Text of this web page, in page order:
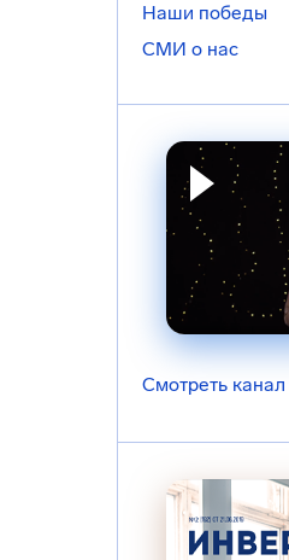
Наши победы
СМИ о нас
Смотреть